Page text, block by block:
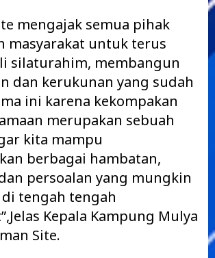
mengajak semua pihak
masyarakat untuk terus
silaturahim, membangun
dan kerukunan yang sudah
ini karena kekompakan
merupakan sebuah
kita mampu
berbagai hambatan,
persoalan yang mungkin
tengah tengah
Kepala Kampung Mulya
Site.